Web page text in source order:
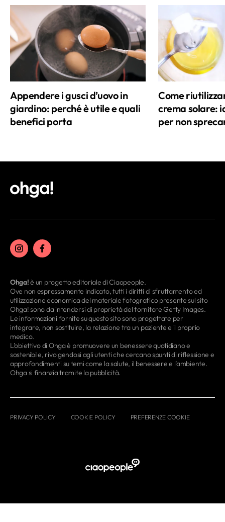
Appendere i gusci d’uovo in
giardino: perché è utile e quali
benefici porta
Come
crema solare:
per non
Ohga!è un progetto editoriale di Ciaopeople.
Ove non espressamente indicato, tutti i diritti di sfruttamento ed
utilizzazione economica del materiale fotografico presente sul sito
Ohga! sono da intendersi di proprietà del fornitore Getty Images.
Le informazioni fornite su questo sito sono progettate per
integrare, non sostituire, la relazione tra un paziente e il proprio
medico.
L’obiettivo di Ohga è promuovere un benessere quotidiano e
sostenibile, rivolgendosi agli utenti che cercano spunti di riflessione e
approfondimenti su temi come la salute, il benessere e l’ambiente.
Ohga si finanzia tramite la pubblicità.
PRIVACY POLICY COOKIE POLICY PREFERENZE COOKIE